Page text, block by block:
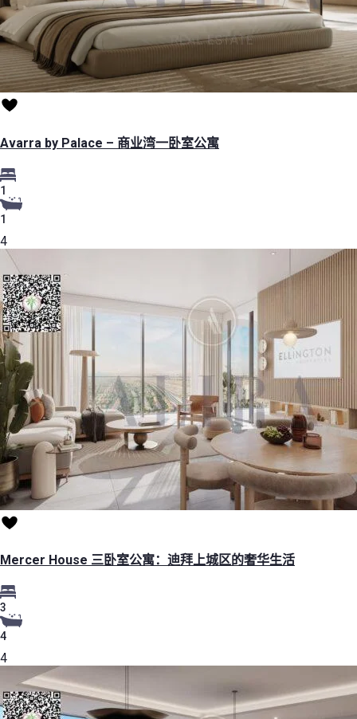
Avarra by Palace – 商业湾一卧室公寓
1
1
4
Mercer House 三卧室公寓：迪拜上城区的奢华生活
3
4
4